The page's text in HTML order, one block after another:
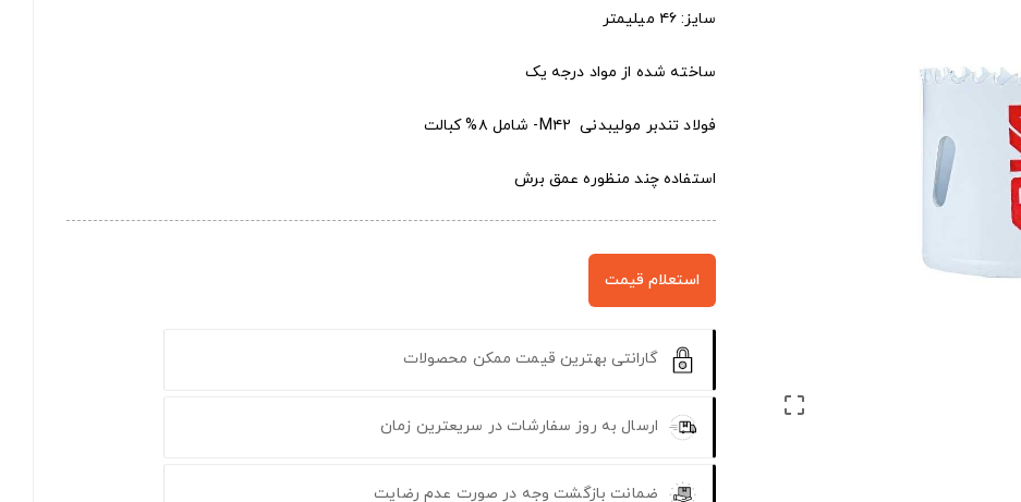

سایز: ۴۶ میلیمتر
ساخته شده از مواد درجه یک
فولاد تندبر مولیبدنی M۴۲- شامل ۸% کبالت
استفاده چند منظوره عمق برش
استعلام قیمت
گارانتی بهترین قیمت ممکن محصولات
ارسال به روز سفارشات در سریعترین زمان
ضمانت بازگشت وجه در صورت عدم رضایت